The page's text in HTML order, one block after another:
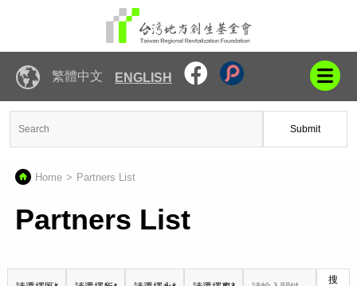
繁體中文 ENGLISH
Submit
Home Partners List
Partners List
搜